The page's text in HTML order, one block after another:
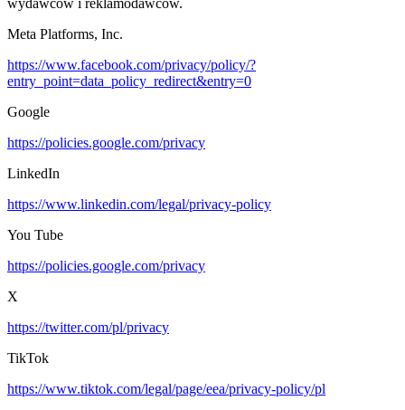
Meta Platforms, Inc.
https://www.facebook.com/privacy/policy/?
entry_point=data_policy_redirect&entry=0
Google
https://policies.google.com/privacy
LinkedIn
https://www.linkedin.com/legal/privacy-policy
You Tube
https://policies.google.com/privacy
X
https://twitter.com/pl/privacy
TikTok
https://www.tiktok.com/legal/page/eea/privacy-policy/pl